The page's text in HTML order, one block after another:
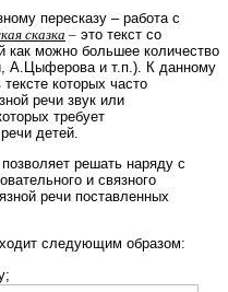
пересказу – работа с
сказка – это текст со
можно большее количество
А.Цыферова и т.п.). К данному
которых часто
речи звук или
требует
детей.
решать наряду с
и связного
речи поставленных
следующим образом: